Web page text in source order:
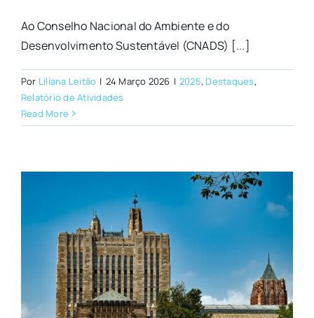
Ao Conselho Nacional do Ambiente e do
Desenvolvimento Sustentável (CNADS) [...]
Por Liliana Leitão | 24 Março 2026 | 2025, Destaques,
Relatório de Atividades
Read More